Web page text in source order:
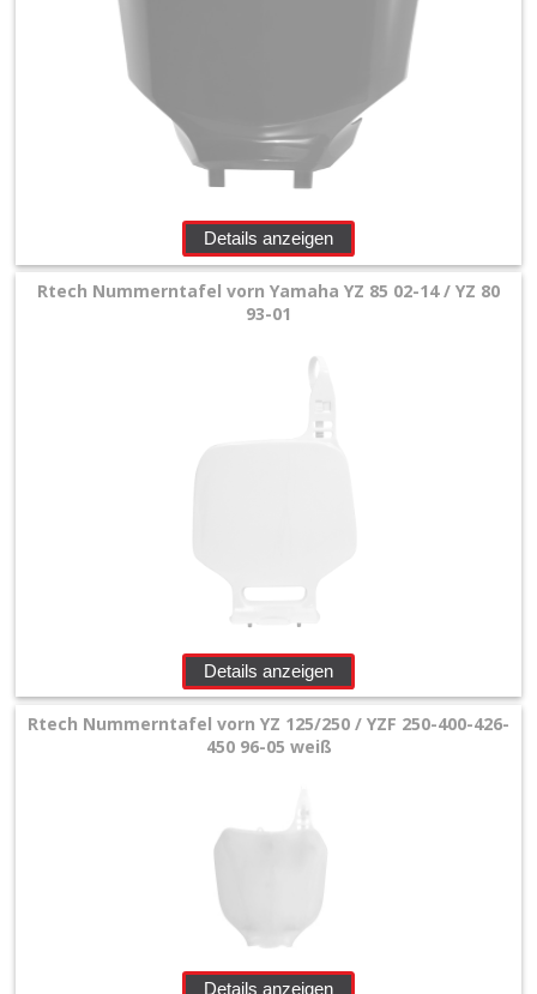
Details anzeigen
Rtech Nummerntafel vorn Yamaha YZ 85 02-14 / YZ 80
93-01
Details anzeigen
Rtech Nummerntafel vorn YZ 125/250 / YZF 250-400-426-
450 96-05 weiß
Details anzeigen